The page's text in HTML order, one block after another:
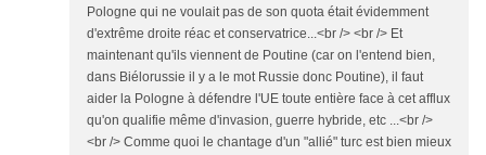
Pologne qui ne voulait pas de son quota était évidemment
d'extrême droite réac et conservatrice...<br /> <br /> Et
maintenant qu'ils viennent de Poutine (car on l'entend bien,
dans Biélorussie il y a le mot Russie donc Poutine), il faut
aider la Pologne à défendre l'UE toute entière face à cet afflux
qu'on qualifie même d'invasion, guerre hybride, etc ...<br />
<br /> Comme quoi le chantage d'un "allié" turc est bien mieux